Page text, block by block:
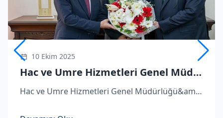
10 Ekim 2025
Hac ve Umre Hizmetleri Genel Müdürü Demirhan göreve başladı
Hac ve Umre Hizmetleri Genel Müdürlüğü&amp;#039;ne atanan Hüseyin Demirhan görevi Remzi Bircan&amp;#039;dan devraldı. ​Hac ve Umre Hizmetleri Genel Müdürlüğü&amp;#039;ne atanan Hüseyin Demirhan, Diyanet İşleri Başkanlığı&amp;#039;nda d